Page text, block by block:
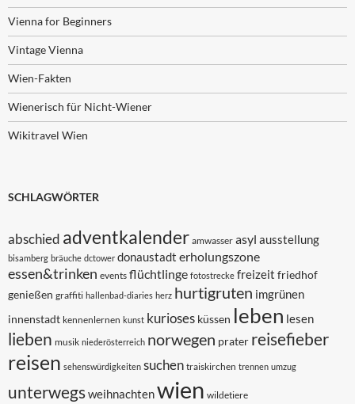
Vienna for Beginners
Vintage Vienna
Wien-Fakten
Wienerisch für Nicht-Wiener
Wikitravel Wien
SCHLAGWÖRTER
abschied adventkalender amwasser asyl ausstellung
bisamberg bräuche dctower donaustadt erholungszone
essen&trinken events flüchtlinge fotostrecke freizeit friedhof
genießen graffiti hallenbad-diaries herz hurtigruten imgrünen
innenstadt kennenlernen kunst kurioses küssen leben lesen
lieben musik niederösterreich norwegen prater reisefieber
reisen sehenswürdigkeiten suchen traiskirchen trennen umzug
unterwegsweihnachtenwien wildetiere